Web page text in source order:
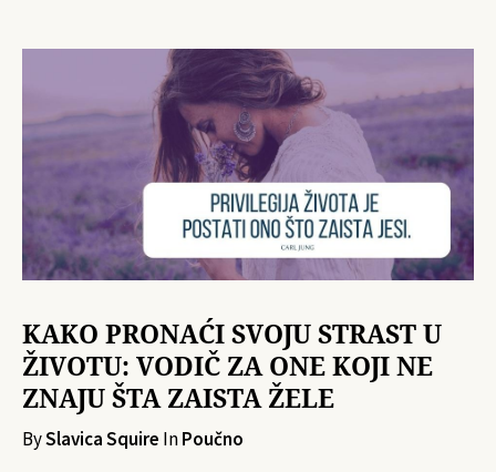
KAKO PRONAĆI SVOJU STRAST U
ŽIVOTU: VODIČ ZA ONE KOJI NE
ZNAJU ŠTA ZAISTA ŽELE
BySlavica Squire InPoučno